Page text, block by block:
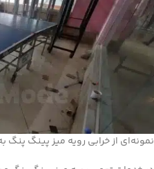
نمونه‌ای از خرابی رویه میز پینگ